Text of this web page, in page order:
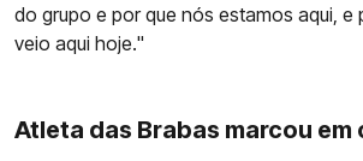
do grupo e por que nós estamos aqui, e
veio aqui hoje."
Atleta das Brabas marcou em